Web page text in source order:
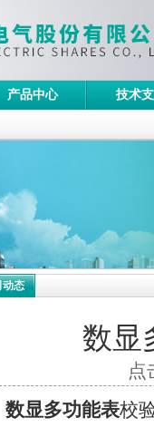
产品中心 技术
动态
数显
点
数显多功能表校